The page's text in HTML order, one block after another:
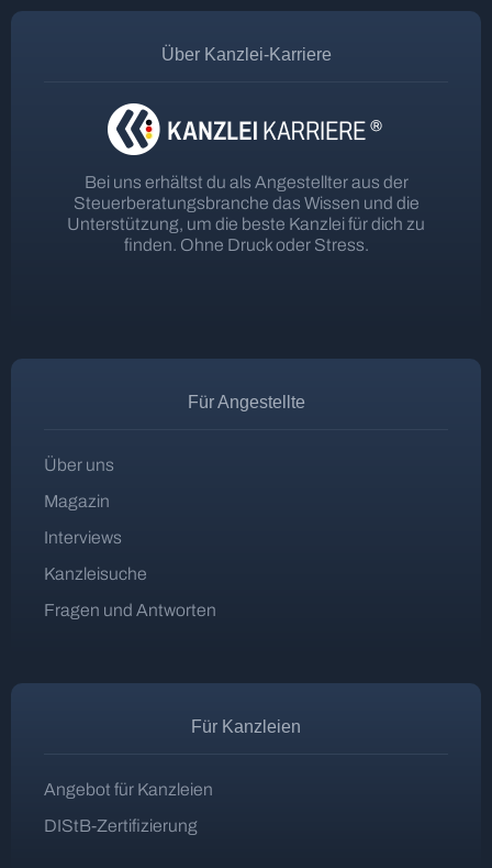
Über Kanzlei-Karriere
Bei uns erhältst du als Angestellter aus der
Steuerberatungsbranche das Wissen und die
Unterstützung, um die beste Kanzlei für dich zu
finden. Ohne Druck oder Stress.
Für Angestellte
Über uns
Magazin
Interviews
Kanzleisuche
Fragen und Antworten
Für Kanzleien
Angebot für Kanzleien
DIStB-Zertifizierung